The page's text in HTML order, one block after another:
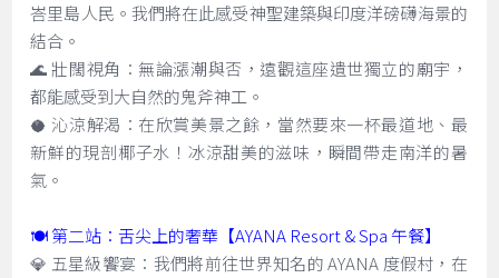
峇里島人民。我們將在此感受神聖建築與印度洋磅礴海景的
結合。
🌊 壯闊視角：無論漲潮與否，遠觀這座遺世獨立的廟宇，
都能感受到大自然的鬼斧神工。
🥥 沁涼解渴：在欣賞美景之餘，當然要來一杯最道地、最
新鮮的現剖椰子水！冰涼甜美的滋味，瞬間帶走南洋的暑
氣。
🍽️ 第二站：舌尖上的奢華【AYANA Resort & Spa 午餐】
💎 五星級饗宴：我們將前往世界知名的 AYANA 度假村，在